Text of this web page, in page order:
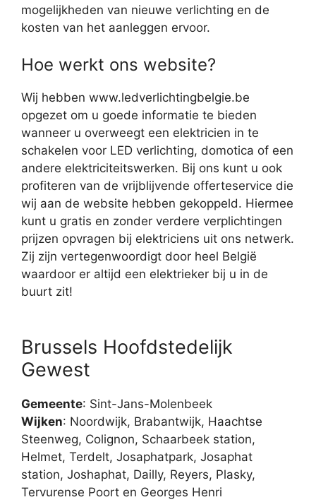
mogelijkheden van nieuwe verlichting en de
kosten van het aanleggen ervoor.
Hoe werkt ons website?
Wij hebben www.ledverlichtingbelgie.be
opgezet om u goede informatie te bieden
wanneer u overweegt een elektricien in te
schakelen voor LED verlichting, domotica of een
andere elektriciteitswerken. Bij ons kunt u ook
profiteren van de vrijblijvende offerteservice die
wij aan de website hebben gekoppeld. Hiermee
kunt u gratis en zonder verdere verplichtingen
prijzen opvragen bij elektriciens uit ons netwerk.
Zij zijn vertegenwoordigt door heel België
waardoor er altijd een elektrieker bij u in de
buurt zit!
Brussels Hoofdstedelijk
Gewest
Gemeente: Sint-Jans-Molenbeek
Wijken: Noordwijk, Brabantwijk, Haachtse
Steenweg, Colignon, Schaarbeek station,
Helmet, Terdelt, Josaphatpark, Josaphat
station, Joshaphat, Dailly, Reyers, Plasky,
Tervurense Poort en Georges Henri